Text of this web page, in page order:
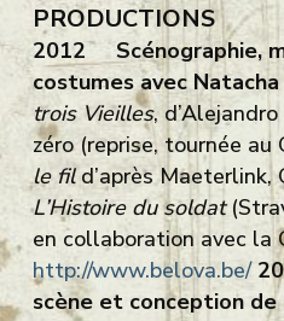
PRODUCTIONS
2012 Scénographie,
costumes avec
trois Vieilles,
zéro (reprise, tournée au
le fild’après Maeterlink,
L’Histoire du soldat
en collaboration avec la
http://www.belova.be/
scène et conception